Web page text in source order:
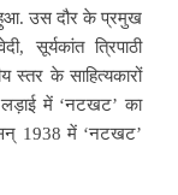
हुआ. उस दौर के प्रमुख
सूर्यकांत त्रिपाठी
स्तर के साहित्यकारों
में ‘नटखट’ का
1938 में ‘नटखट’